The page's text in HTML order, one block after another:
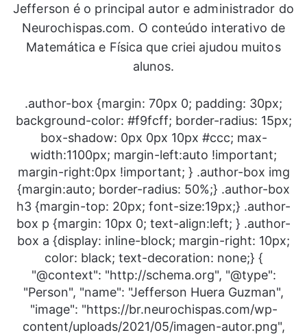
Jefferson é o principal autor e administrador do
Neurochispas.com. O conteúdo interativo de
Matemática e Física que criei ajudou muitos
alunos.
.author-box {margin: 70px 0; padding: 30px;
background-color: #f9fcff; border-radius: 15px;
box-shadow: 0px 0px 10px #ccc; max-
width:1100px; margin-left:auto !important;
margin-right:0px !important; } .author-box img
{margin:auto; border-radius: 50%;} .author-box
h3 {margin-top: 20px; font-size:19px;} .author-
box p {margin: 10px 0; text-align:left; } .author-
box a {display: inline-block; margin-right: 10px;
color: black; text-decoration: none;} {
"@context": "http://schema.org", "@type":
"Person", "name": "Jefferson Huera Guzman",
"image": "https://br.neurochispas.com/wp-
content/uploads/2021/05/imagen-autor.png",